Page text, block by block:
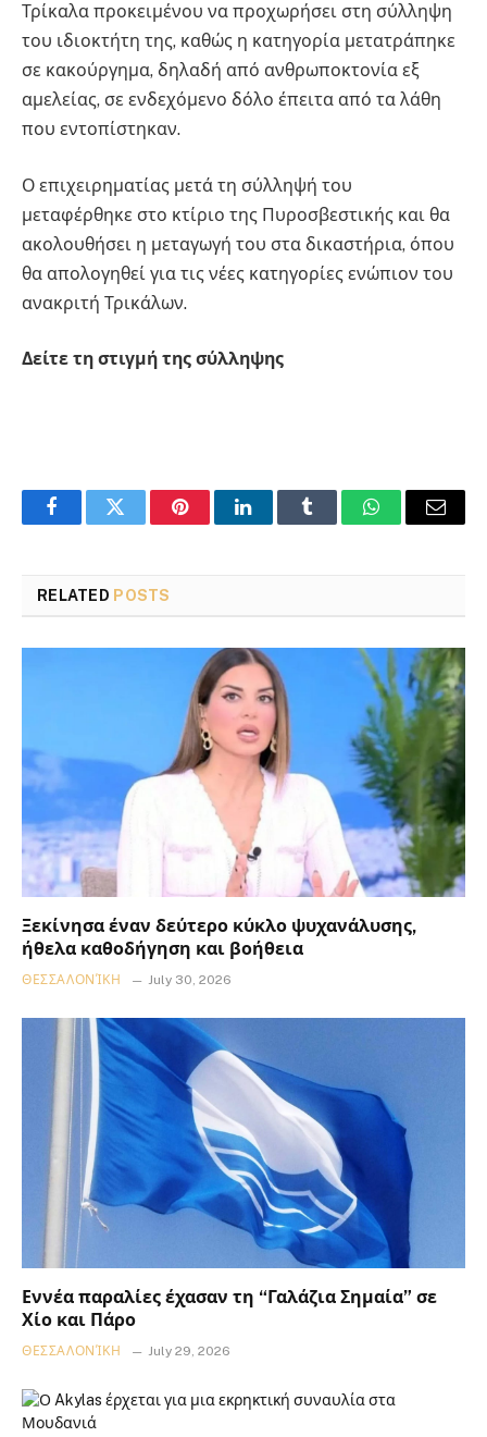
Τρίκαλα προκειμένου να προχωρήσει στη σύλληψη
του ιδιοκτήτη της, καθώς η κατηγορία μετατράπηκε
σε κακούργημα, δηλαδή από ανθρωποκτονία εξ
αμελείας, σε ενδεχόμενο δόλο έπειτα από τα λάθη
που εντοπίστηκαν.
Ο επιχειρηματίας μετά τη σύλληψή του
μεταφέρθηκε στο κτίριο της Πυροσβεστικής και θα
ακολουθήσει η μεταγωγή του στα δικαστήρια, όπου
θα απολογηθεί για τις νέες κατηγορίες ενώπιον του
ανακριτή Τρικάλων.
Δείτε τη στιγμή της σύλληψης
FacebookTwitter PinterestLinkedInTumblr WhatsAppEmail
RELATED POSTS
Ξεκίνησα έναν δεύτερο κύκλο ψυχανάλυσης,
ήθελα καθοδήγηση και βοήθεια
ΘΕΣΣΑΛΟΝΊΚΗ July 30, 2026
Εννέα παραλίες έχασαν τη “Γαλάζια Σημαία” σε
Χίο και Πάρο
ΘΕΣΣΑΛΟΝΊΚΗ July 29, 2026